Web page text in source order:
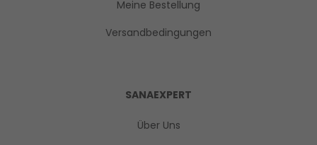
Meine Bestellung
Versandbedingungen
SANAEXPERT
Über Uns